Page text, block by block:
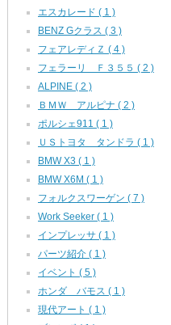
エスカレード ( 1 )
BENZ Gクラス ( 3 )
フェアレディＺ ( 4 )
フェラーリ Ｆ３５５ ( 2 )
ALPINE ( 2 )
ＢＭＷ アルピナ ( 2 )
ポルシェ911 ( 1 )
ＵＳトヨタ タンドラ ( 1 )
BMW X3 ( 1 )
BMW X6M ( 1 )
フォルクスワーゲン ( 7 )
Work Seeker ( 1 )
インプレッサ ( 1 )
パーツ紹介 ( 1 )
イベント ( 5 )
ホンダ バモス ( 1 )
現代アート ( 1 )